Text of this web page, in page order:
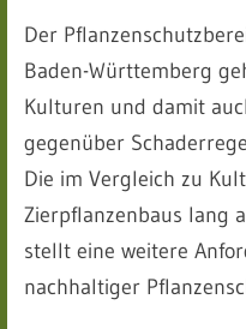
Der
Baden-Württemberg
Kulturen und damit
gegenüber
Die im Vergleich zu
Zierpflanzenbaus lang
stellt eine weitere
nachhaltiger